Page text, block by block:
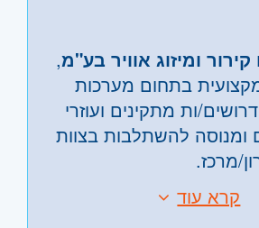
קירור ומיזוג אוויר בע"מ,
בתחום מערכות
ות מתקינים ועוזרי
ומנוסה להשתלבות בצוות
מרכז.
מערכות מיזוג אויר עם
קרא עוד